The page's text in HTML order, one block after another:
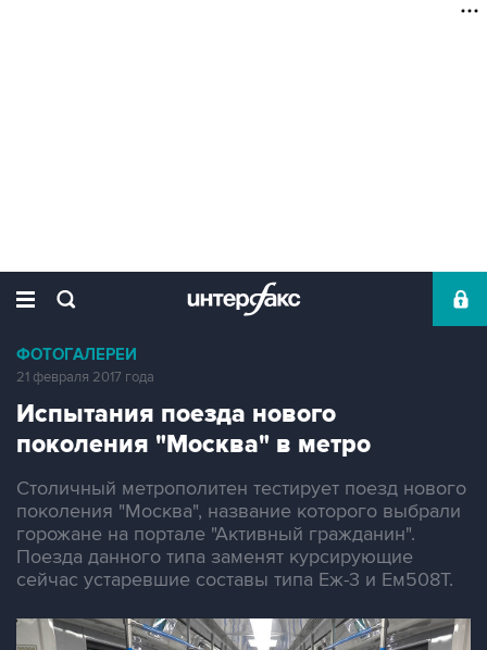
ФОТОГАЛЕРЕИ
21 февраля 2017 года
Испытания поезда нового
поколения "Москва" в метро
Столичный метрополитен тестирует поезд нового
поколения "Москва", название которого выбрали
горожане на портале "Активный гражданин".
Поезда данного типа заменят курсирующие
сейчас устаревшие составы типа Еж-3 и Ем508Т.